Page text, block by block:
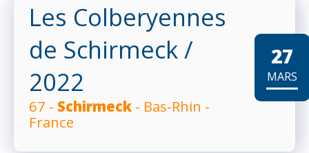
Les Colberyennes
de Schirmeck/
2022
67 - Schirmeck - Bas-Rhin -
France
27
MARS